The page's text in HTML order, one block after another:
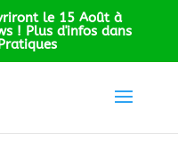
le 15 Août à
! Plus d'infos dans